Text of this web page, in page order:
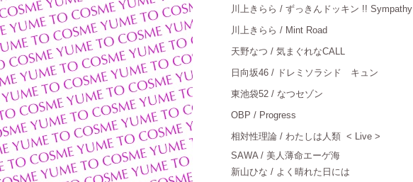
川上きらら / ずっきんドッキン !! Sympathy
川上きらら / Mint Road
天野なつ / 気まぐれなCALL
日向坂46 / ドレミソラシド キュン
東池袋52 / なつセゾン
OBP / Progress
相対性理論 / わたしは人類 < Live >
SAWA / 美人薄命エーゲ海
新山ひな / よく晴れた日には